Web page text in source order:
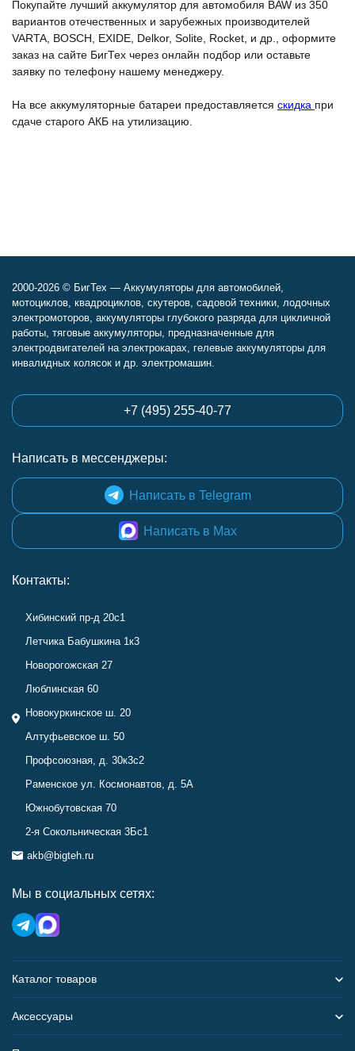
Покупайте лучший аккумулятор для автомобиля BAW из 350
вариантов отечественных и зарубежных производителей
VARTA, BOSCH, EXIDE, Delkor, Solite, Rocket, и др., оформите
заказ на сайте БигТех через онлайн подбор или оставьте
заявку по телефону нашему менеджеру.
На все аккумуляторные батареи предоставляется скидка при
сдаче старого АКБ на утилизацию.
2000-2026 © БигТех — Аккумуляторы для автомобилей,
мотоциклов, квадроциклов, скутеров, садовой техники, лодочных
электромоторов, аккумуляторы глубокого разряда для цикличной
работы, тяговые аккумуляторы, предназначенные для
электродвигателей на электрокарах, гелевые аккумуляторы для
инвалидных колясок и др. электромашин.
+7 (495) 255-40-77
Написать в мессенджеры:
Написать в Telegram
Написать в Max
Контакты:
Хибинский пр-д 20с1
Летчика Бабушкина 1к3
Новорогожская 27
Люблинская 60
Новокуркинское ш. 20
Алтуфьевское ш. 50
Профсоюзная, д. 30к3с2
Раменское ул. Космонавтов, д. 5А
Южнобутовская 70
2-я Сокольническая 3Бс1
akb@bigteh.ru
Мы в социальных сетях:
Каталог товаров
Аксессуары